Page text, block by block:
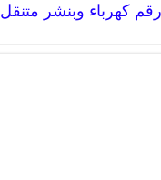
كراج متنقل رقم كهرباء وبنشر متنقل